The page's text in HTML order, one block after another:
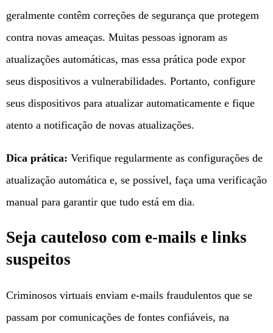
geralmente contêm correções de segurança que protegem
contra novas ameaças. Muitas pessoas ignoram as
atualizações automáticas, mas essa prática pode expor
seus dispositivos a vulnerabilidades. Portanto, configure
seus dispositivos para atualizar automaticamente e fique
atento a notificação de novas atualizações.
Dica prática: Verifique regularmente as configurações de
atualização automática e, se possível, faça uma verificação
manual para garantir que tudo está em dia.
Seja cauteloso com e-mails e links
suspeitos
Criminosos virtuais enviam e-mails fraudulentos que se
passam por comunicações de fontes confiáveis, na